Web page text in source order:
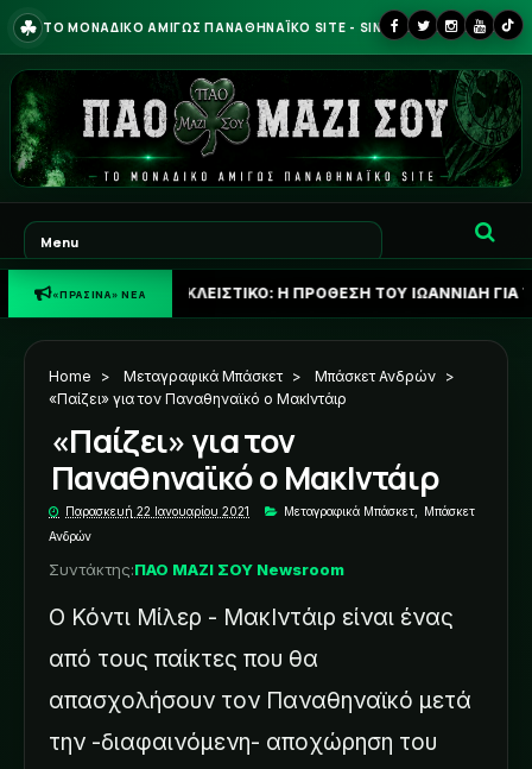
☘ ΤΟ ΜΟΝΑΔΙΚΟ ΑΜΙΓΩΣ ΠΑΝΑΘΗΝΑΪΚΟ SITE - SINCE 2013
«ΠΡΑΣΙΝΑ» ΝΕΑ
ΑΠΟΚΛΕΙΣΤΙΚΟ: Η ΠΡΟΘΕΣΗ ΤΟΥ ΙΩΑΝΝΙΔΗ ΓΙΑ ΤΟ ΜΕΛΛΟΝ
Home > Μεταγραφικά Μπάσκετ > Μπάσκετ Ανδρών >
«Παίζει» για τον Παναθηναϊκό ο ΜακΙντάιρ
«Παίζει» για τον
Παναθηναϊκό ο ΜακΙντάιρ
Παρασκευή 22 Ιανουαρίου 2021 Μεταγραφικά Μπάσκετ
Μπάσκετ
Ανδρών
Συντάκτης:ΠΑΟ ΜΑΖΙ ΣΟΥ Newsroom
Ο Κόντι Μίλερ - ΜακΙντάιρ είναι ένας
από τους παίκτες που θα
απασχολήσουν τον Παναθηναϊκό μετά
την -διαφαινόμενη- αποχώρηση του